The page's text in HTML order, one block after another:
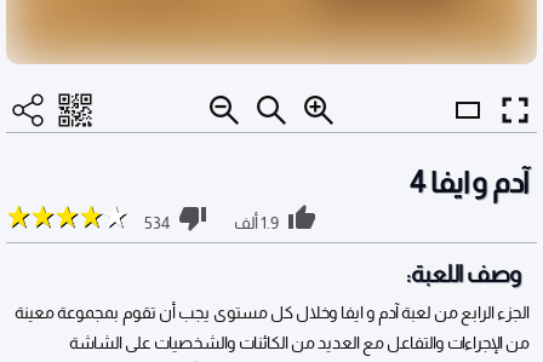
آدم و ايفا 4
1.9 ألف 534
وصف اللعبة:
الجزء الرابع من لعبة آدم و ايفا وخلال كل مستوى يجب أن تقوم بمجموعة معينة
من الإجراءات والتفاعل مع العديد من الكائنات والشخصيات على الشاشة